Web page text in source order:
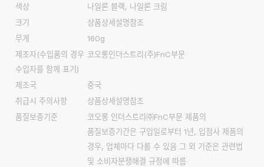
색상
나일론 블랙, 나일론 크림
크기
상품상세설명참조
무게
160g
제조자(수입품의 경우
수입자를 함께 표기)
코오롱인더스트리(주)FnC부문
제조국
중국
취급시 주의사항
상품상세설명참조
품질보증기준
코오롱 인더스트리㈜FnC부문 제품의
품질보증기간은 구입일로부터 1년, 입점사 제품의
경우, 업체마다 다를 수 있음 그 외 기준은 관련법
및 소비자분쟁해결 규정에 따름